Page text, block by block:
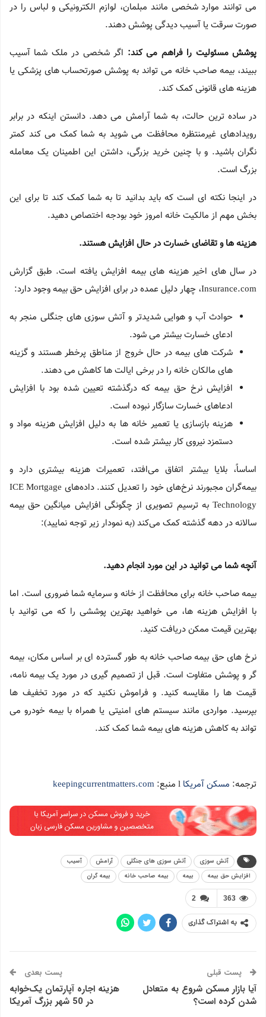
می توانند موارد شخصی مانند مبلمان، لوازم الکترونیکی و لباس را در
صورت سرقت یا آسیب دیدگی پوشش دهند.
پوشش مسئولیت را فراهم می کند: اگر شخصی در ملک شما آسیب
ببیند، بیمه صاحب خانه می تواند به پوشش صورتحساب های پزشکی یا
هزینه های قانونی کمک کند.
در ساده ترین حالت، به شما آرامش می دهد. دانستن اینکه در برابر
رویدادهای غیرمنتظره محافظت می شوید به شما کمک می کند کمتر
نگران باشید. و با چنین خرید بزرگی، داشتن این اطمینان یک معامله
بزرگ است.
در اینجا نکته ای است که باید بدانید تا به شما کمک کند تا برای این
بخش مهم از مالکیت خانه امروز خود بودجه اختصاص دهید.
هزینه ها و تقاضای خسارت در حال افزایش هستند.
در سال های اخیر هزینه های بیمه افزایش یافته است. طبق گزارش
Insurance.com، چهار دلیل عمده در برای افزایش حق بیمه وجود دارد:
حوادث آب و هوایی شدیدتر و آتش سوزی های جنگلی منجر به
ادعای خسارت بیشتر می شود.
شرکت های بیمه در حال خروج از مناطق پرخطر هستند و گزینه
های مالکان خانه را در برخی ایالت ها کاهش می دهند.
افزایش نرخ حق بیمه که درگذشته تعیین شده بود با افزایش
ادعاهای خسارت سازگار نبوده است.
هزینه بازسازی یا تعمیر خانه ها به دلیل افزایش هزینه مواد و
دستمزد نیروی کار بیشتر شده است.
اساساً، بلایا بیشتر اتفاق می‌افتد، تعمیرات هزینه بیشتری دارد و
بیمه‌گران مجبورند نرخ‌های خود را تعدیل کنند. داده‌های ICE Mortgage
Technology به ترسیم تصویری از چگونگی افزایش میانگین حق بیمه
سالانه در دهه گذشته کمک می‌کند (به نمودار زیر توجه نمایید):
آنچه شما می توانید در این مورد انجام دهید.
بیمه صاحب خانه برای محافظت از خانه و سرمایه شما ضروری است. اما
با افزایش هزینه ها، می خواهید بهترین پوششی را که می توانید با
بهترین قیمت ممکن دریافت کنید.
نرخ های حق بیمه صاحب خانه به طور گسترده ای بر اساس مکان، بیمه
گر و پوشش متفاوت است. قبل از تصمیم گیری در مورد یک بیمه نامه،
قیمت ها را مقایسه کنید. و فراموش نکنید که در مورد تخفیف ها
بپرسید. مواردی مانند سیستم های امنیتی یا همراه با بیمه خودرو می
تواند به کاهش هزینه های بیمه شما کمک کند.
ترجمه: مسکن آمریکا keepingcurrentmatters.com
آتش سوزی آتش سوزی های جنگلی آرامش
آسیب
افزایش حق بیمه
بیمه بیمه صاحب خانه بیمه گران
2 363
به اشتراک گذاری
پست قبلی
آیا بازار مسکن شروع به متعادل
شدن کرده است؟
پست بعدی
هزینه اجاره آپارتمان یک‌خوابه
در 50 شهر بزرگ آمریکا